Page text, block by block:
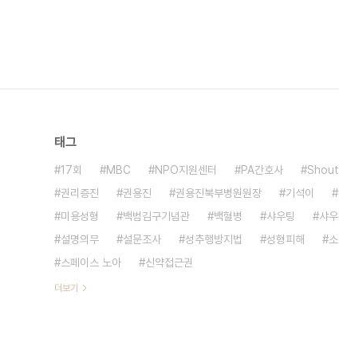
태그
17회 MBC NPO지원센터 PA간호사
권리증진
권용진 권용진북부병원원장 기석이
미용성형
백범김구기념관 백혈병 샤우팅 샤
설명의무
설문조사 성추행방지법 성형피해
스페이스 노아
신약접근권
더보기